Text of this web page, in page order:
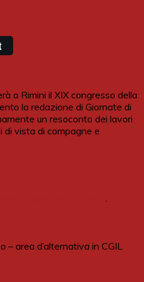
a Rimini il XIX congresso della
la redazione di Giornate di
un resoconto dei lavori
di vista di compagne e
.
– area d’alternativa in CGIL